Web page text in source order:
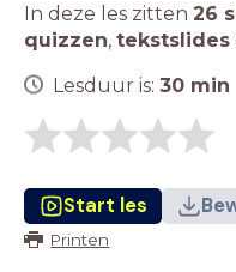
In deze les zitten 26
quizzen, tekstslides
Lesduur is: 30 min
Start les
Printen